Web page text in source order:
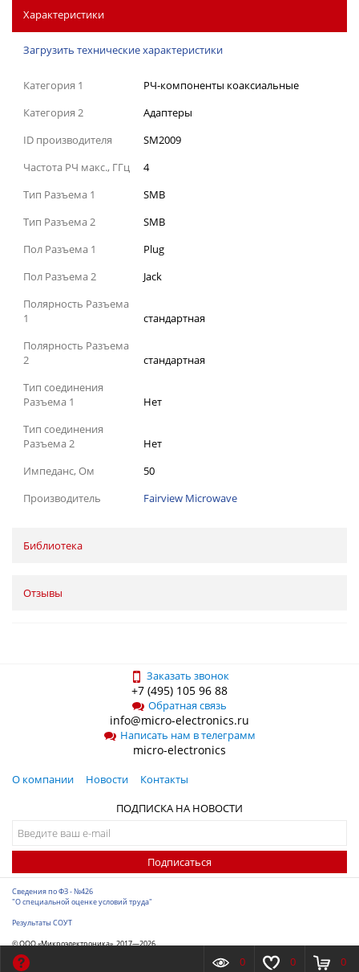
Характеристики
Загрузить технические характеристики
Категория 1
РЧ-компоненты коаксиальные
Категория 2
Адаптеры
ID производителя
SM2009
Частота РЧ макс., ГГц
4
Тип Разъема 1
SMB
Тип Разъема 2
SMB
Пол Разъема 1
Plug
Пол Разъема 2
Jack
Полярность Разъема
1
стандартная
Полярность Разъема
2
стандартная
Тип соединения
Разъема 1
Нет
Тип соединения
Разъема 2
Нет
Импеданс, Ом
50
Производитель
Fairview Microwave
Библиотека
Отзывы
Заказать звонок
+7 (495) 105 96 88
Обратная связь
info@micro-electronics.ru
Написать нам в телеграмм
micro-electronics
О компании Новости
Контакты
ПОДПИСКА НА НОВОСТИ
Подписаться
Сведения по ФЗ - №426
"О специальной оценке условий труда"
Результаты СОУТ
© ООО «Микроэлектроника», 2017—2026
Разработка сайта
0 0 0